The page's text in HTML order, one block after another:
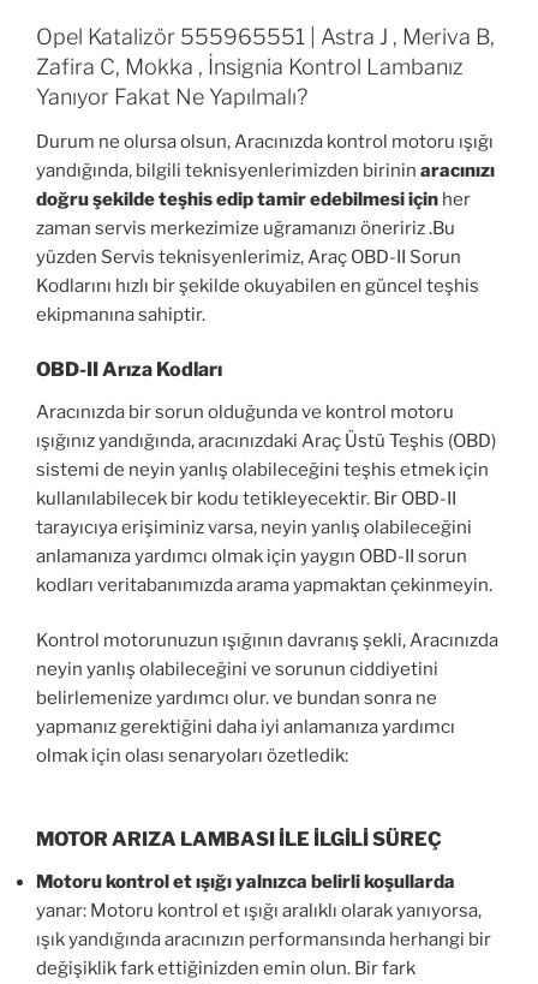
Opel Katalizör 555965551 | Astra J , Meriva B,
Zafira C, Mokka , İnsignia Kontrol Lambanız
Yanıyor Fakat Ne Yapılmalı?
Durum ne olursa olsun, Aracınızda kontrol motoru ışığı
yandığında, bilgili teknisyenlerimizden birinin aracınızı
doğru şekilde teşhis edip tamir edebilmesi için her
zaman servis merkezimize uğramanızı öneririz .Bu
yüzden Servis teknisyenlerimiz, Araç OBD-II Sorun
Kodlarını hızlı bir şekilde okuyabilen en güncel teşhis
ekipmanına sahiptir.
OBD-II Arıza Kodları
Aracınızda bir sorun olduğunda ve kontrol motoru
ışığınız yandığında, aracınızdaki Araç Üstü Teşhis (OBD)
sistemi de neyin yanlış olabileceğini teşhis etmek için
kullanılabilecek bir kodu tetikleyecektir. Bir OBD-II
tarayıcıya erişiminiz varsa, neyin yanlış olabileceğini
anlamanıza yardımcı olmak için yaygın OBD-II sorun
kodları veritabanımızda arama yapmaktan çekinmeyin.
Kontrol motorunuzun ışığının davranış şekli, Aracınızda
neyin yanlış olabileceğini ve sorunun ciddiyetini
belirlemenize yardımcı olur. ve bundan sonra ne
yapmanız gerektiğini daha iyi anlamanıza yardımcı
olmak için olası senaryoları özetledik:
MOTOR ARIZA LAMBASI İLE İLGİLİ SÜREÇ
Motoru kontrol et ışığı yalnızca belirli koşullarda
yanar: Motoru kontrol et ışığı aralıklı olarak yanıyorsa,
ışık yandığında aracınızın performansında herhangi bir
değişiklik fark ettiğinizden emin olun. Bir fark